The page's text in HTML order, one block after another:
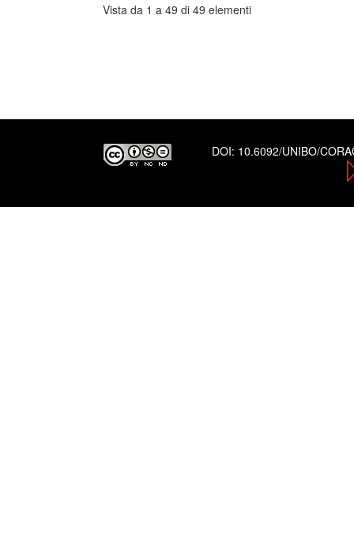
Vista da 1 a 49 di 49 elementi
DOI: 10.6092/UNIBO/